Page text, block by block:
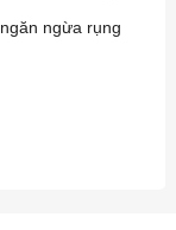
ngừa rụng